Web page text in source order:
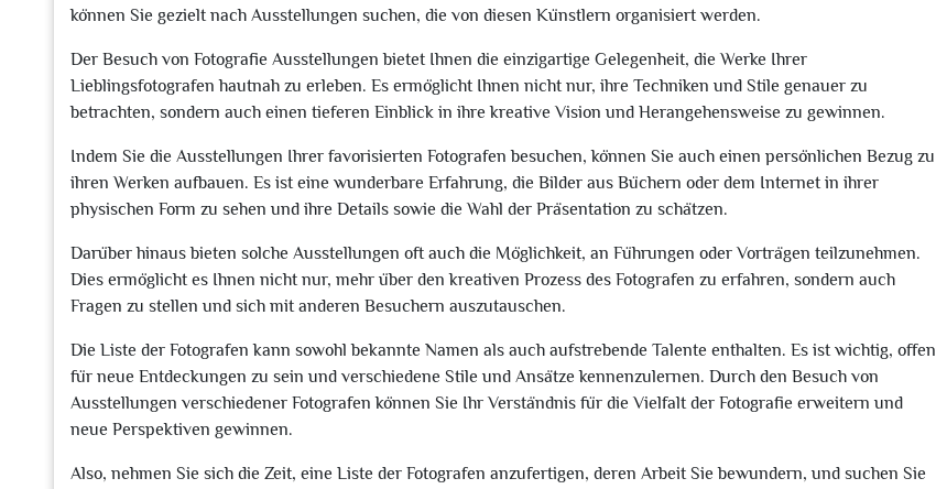
können Sie gezielt nach Ausstellungen suchen, die von diesen Künstlern organisiert werden.
Der Besuch von Fotografie Ausstellungen bietet Ihnen die einzigartige Gelegenheit, die Werke Ihrer
Lieblingsfotografen hautnah zu erleben. Es ermöglicht Ihnen nicht nur, ihre Techniken und Stile genauer zu
betrachten, sondern auch einen tieferen Einblick in ihre kreative Vision und Herangehensweise zu gewinnen.
Indem Sie die Ausstellungen Ihrer favorisierten Fotografen besuchen, können Sie auch einen persönlichen Bezug zu
ihren Werken aufbauen. Es ist eine wunderbare Erfahrung, die Bilder aus Büchern oder dem Internet in ihrer
physischen Form zu sehen und ihre Details sowie die Wahl der Präsentation zu schätzen.
Darüber hinaus bieten solche Ausstellungen oft auch die Möglichkeit, an Führungen oder Vorträgen teilzunehmen.
Dies ermöglicht es Ihnen nicht nur, mehr über den kreativen Prozess des Fotografen zu erfahren, sondern auch
Fragen zu stellen und sich mit anderen Besuchern auszutauschen.
Die Liste der Fotografen kann sowohl bekannte Namen als auch aufstrebende Talente enthalten. Es ist wichtig, offen
für neue Entdeckungen zu sein und verschiedene Stile und Ansätze kennenzulernen. Durch den Besuch von
Ausstellungen verschiedener Fotografen können Sie Ihr Verständnis für die Vielfalt der Fotografie erweitern und
neue Perspektiven gewinnen.
Also, nehmen Sie sich die Zeit, eine Liste der Fotografen anzufertigen, deren Arbeit Sie bewundern, und suchen Sie